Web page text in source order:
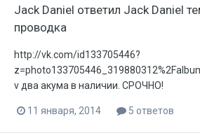
Jack Daniel ответил Jack Daniel
проводка
http://vk.com/id133705446?
v два акума в наличии. СРОЧНО!
11 января, 2014 5 ответов